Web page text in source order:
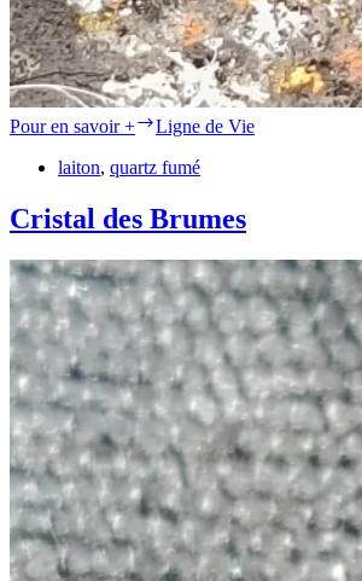
Pour en savoir +
Ligne de Vie
laiton, quartz fumé
Cristal des Brumes